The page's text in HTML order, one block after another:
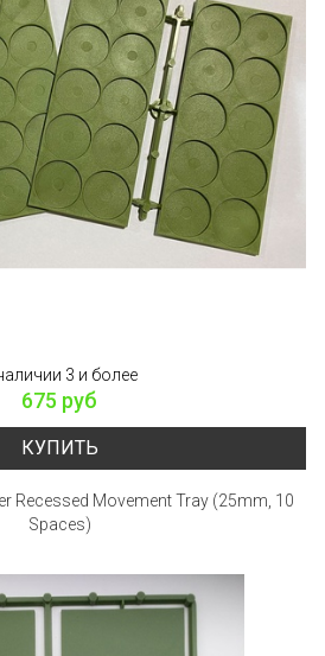
3 и более
675 руб
КУПИТЬ
Recessed Movement Tray (25mm, 10
Spaces)